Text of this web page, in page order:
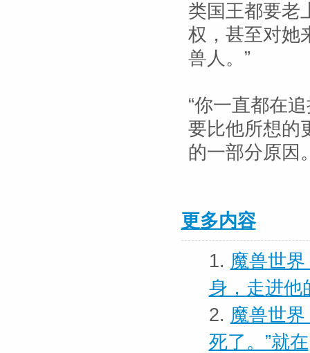
类国王都要老
权，甚至对她
兽人。”
“你一直都在
要比他所想的
的一部分原因
更多内容
1. 魔兽世
身，走进他
2. 魔兽世
死了。”就在